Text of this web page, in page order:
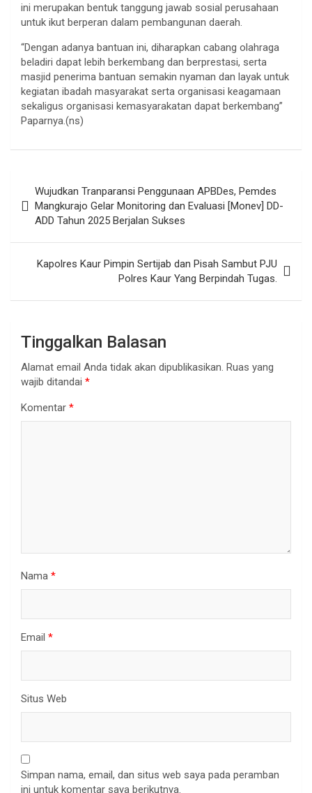
ini merupakan bentuk tanggung jawab sosial perusahaan
untuk ikut berperan dalam pembangunan daerah.
“Dengan adanya bantuan ini, diharapkan cabang olahraga
beladiri dapat lebih berkembang dan berprestasi, serta
masjid penerima bantuan semakin nyaman dan layak untuk
kegiatan ibadah masyarakat serta organisasi keagamaan
sekaligus organisasi kemasyarakatan dapat berkembang”
Paparnya.(ns)
pos
Wujudkan Tranparansi Penggunaan APBDes, Pemdes
Mangkurajo Gelar Monitoring dan Evaluasi [Monev] DD-
ADD Tahun 2025 Berjalan Sukses
Kapolres Kaur Pimpin Sertijab dan Pisah Sambut PJU
Polres Kaur Yang Berpindah Tugas.
Tinggalkan Balasan
Alamat email Anda tidak akan dipublikasikan. Ruas yang
wajib ditandai *
Komentar *
Nama *
Email *
Situs Web
Simpan nama, email, dan situs web saya pada peramban
ini untuk komentar saya berikutnya.